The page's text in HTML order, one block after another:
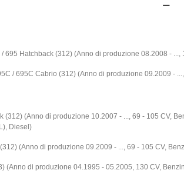
695 Hatchback (312) (Anno di produzione 08.2008 - ...,
/ 695C Cabrio (312) (Anno di produzione 09.2009 -
(312) (Anno di produzione 10.2007 - ..., 69 - 105 CV,
Diesel)
(Anno di produzione 09.2009 - ..., 69 - 105 CV,
(Anno di produzione 04.1995 - 05.2005, 130 CV,